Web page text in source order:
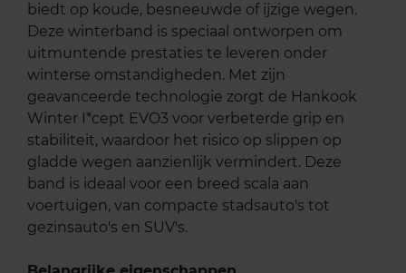
biedt op koude, besneeuwde of ijzige wegen.
Deze winterband is speciaal ontworpen om
uitmuntende prestaties te leveren onder
winterse omstandigheden. Met zijn
geavanceerde technologie zorgt de Hankook
Winter I*cept EVO3 voor verbeterde grip en
stabiliteit, waardoor het risico op slippen op
gladde wegen aanzienlijk vermindert. Deze
band is ideaal voor een breed scala aan
voertuigen, van compacte stadsauto's tot
gezinsauto's en SUV's.